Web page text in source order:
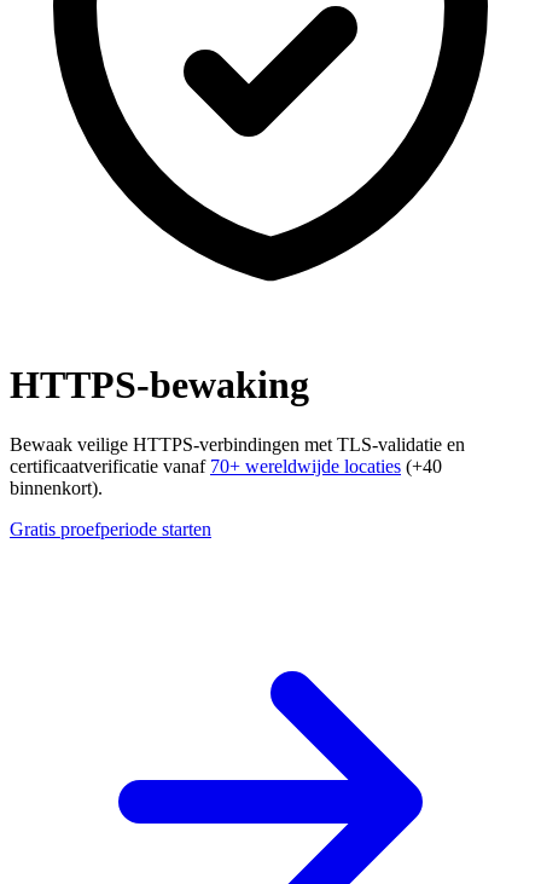
HTTPS-bewaking
Bewaak veilige HTTPS-verbindingen met TLS-validatie en
certificaatverificatie vanaf 70+ wereldwijde locaties (+40
binnenkort).
Gratis proefperiode starten